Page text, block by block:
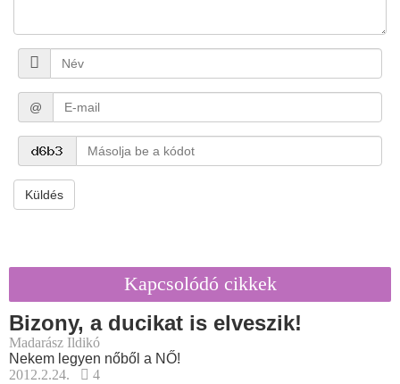
@
Küldés
Kapcsolódó cikkek
Bizony, a ducikat is elveszik!
Madarász Ildikó
Nekem legyen nőből a NŐ!
2012.2.24.
4